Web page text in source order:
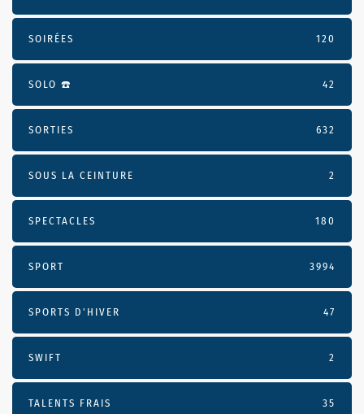
SOIRÉES 120
SOLO ☎️ 42
SORTIES 632
SOUS LA CEINTURE 2
SPECTACLES 180
SPORT 3994
SPORTS D'HIVER 47
SWIFT 2
TALENTS FRAIS 35